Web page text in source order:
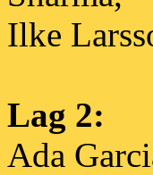
Ilke
Lag 2:
Ada